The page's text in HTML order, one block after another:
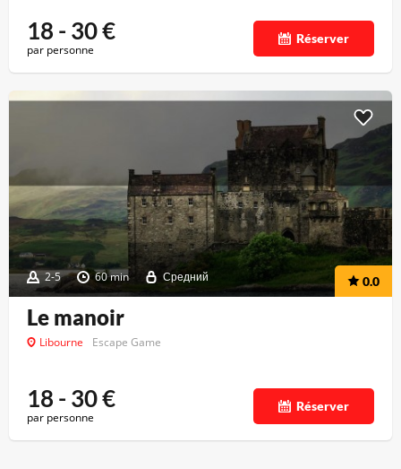
18 - 30€
par personne
Réserver
2-5 60 min Средний 0.0
Le manoir
Libourne Escape Game
18 - 30€
par personne
Réserver